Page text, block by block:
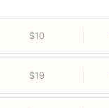
$10
$19